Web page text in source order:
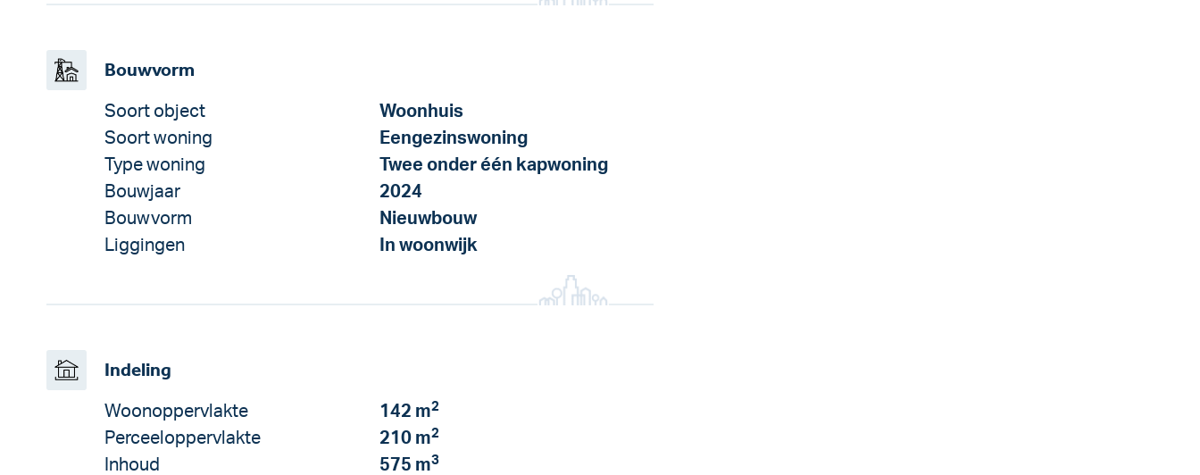
Bouwvorm
Soort object
Woonhuis
Soort woning
Eengezinswoning
Type woning
Twee onder één kapwoning
Bouwjaar
2024
Bouwvorm
Nieuwbouw
Liggingen
In woonwijk
Indeling
Woonoppervlakte 142 m2
Perceeloppervlakte 210 m2
Inhoud 575 m3